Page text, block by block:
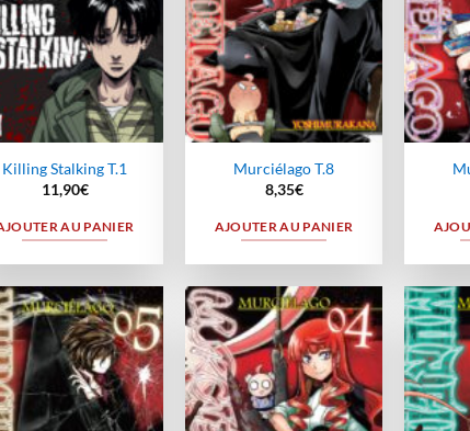
Killing Stalking T.1
11,90€
AU PANIER
Murciélago T.8
8,35€
AJOUTER AU PANIER
Ajouter
à la
wishlist
Ajouter
à la
wishlist